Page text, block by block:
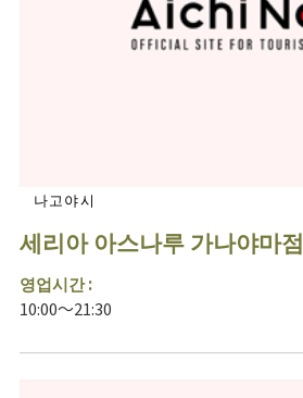
나고야시
세리아 아스나루 가나야마점
영업시간 :
10:00～21:30